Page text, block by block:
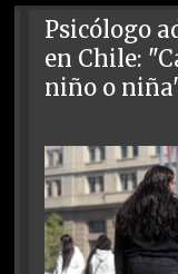
Psicólogo
en Chile:
niño o